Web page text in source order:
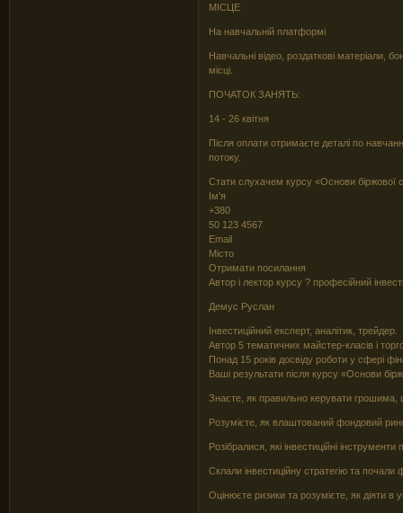
МІСЦЕ
На навчальній платформі
Навчальні відео, роздаткові матеріали,
місці.
ПОЧАТОК ЗАНЯТЬ:
14 - 26 квітня
Після оплати отримаєте деталі по
потоку.
Стати слухачем курсу «Основи біржової
Ім'я
+380
50 123 4567
Email
Місто
Отримати посилання
Автор і лектор курсу ? професійний
Демус Руслан
Інвестиційний експерт, аналітик, трейдер.
Автор 5 тематичних майстер-класів і
Понад 15 років досвіду роботи у сфері
Ваші результати після курсу «Основи
Знаєте, як правильно керувати
Розумієте, як влаштований фондовий
Розібралися, які інвестиційні
Склали інвестиційну стратегію та
Оцінюєте ризики та розумієте, як діяти в